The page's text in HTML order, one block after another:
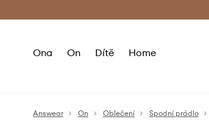
Ona On Dítě Home
Answear On Oblečení Spodní prádlo